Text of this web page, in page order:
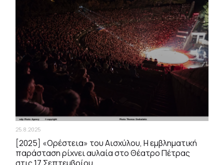
25.8.2025
[2025] «Ορέστεια» του Αισχύλου, Η εμβληματική
παράσταση ρίχνει αυλαία στο Θέατρο Πέτρας